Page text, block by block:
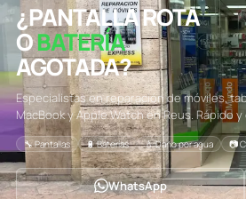
¿PANTALLA ROTA
OBATERÍA
AGOTADA?
Especialistas en reparación de móviles,
MacBook y Apple Watch en Reus. Rápido
🔧 Pantallas 🔋 Baterías 💧 Daño por agua 📷
WhatsApp